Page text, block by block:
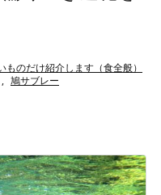
ものだけ紹介します（食全般）
鳩サブレー